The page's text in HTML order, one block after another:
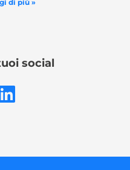
di più »
social